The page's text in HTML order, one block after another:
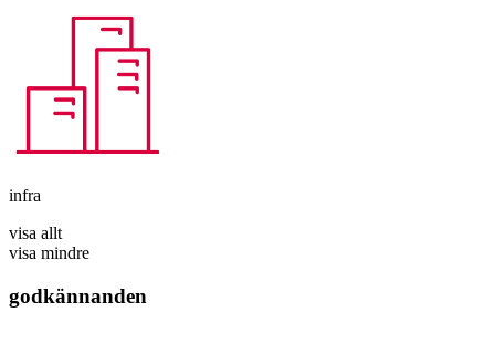
infra
visa allt
visa mindre
godkännanden